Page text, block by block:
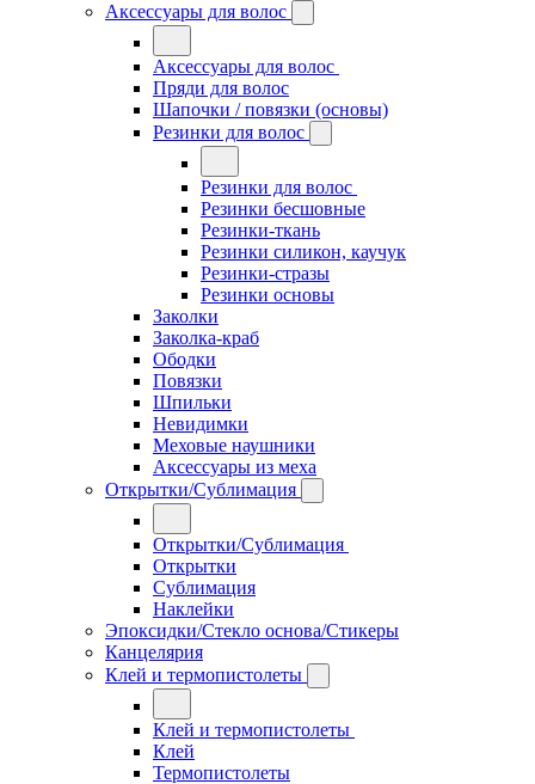
Аксессуары для волос
Аксессуары для волос
Пряди для волос
Шапочки / повязки (основы)
Резинки для волос
Резинки для волос
Резинки бесшовные
Резинки-ткань
Резинки силикон, каучук
Резинки-стразы
Резинки основы
Заколки
Заколка-краб
Ободки
Повязки
Шпильки
Невидимки
Меховые наушники
Аксессуары из меха
Открытки/Сублимация
Открытки/Сублимация
Открытки
Сублимация
Наклейки
Эпоксидки/Стекло основа/Стикеры
Канцелярия
Клей и термопистолеты
Клей и термопистолеты
Клей
Термопистолеты